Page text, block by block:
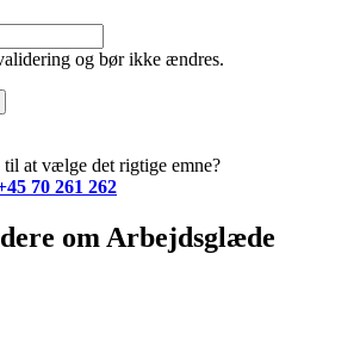
og bør ikke ændres.
at vælge det rigtige emne?
70 261 262
om Arbejdsglæde